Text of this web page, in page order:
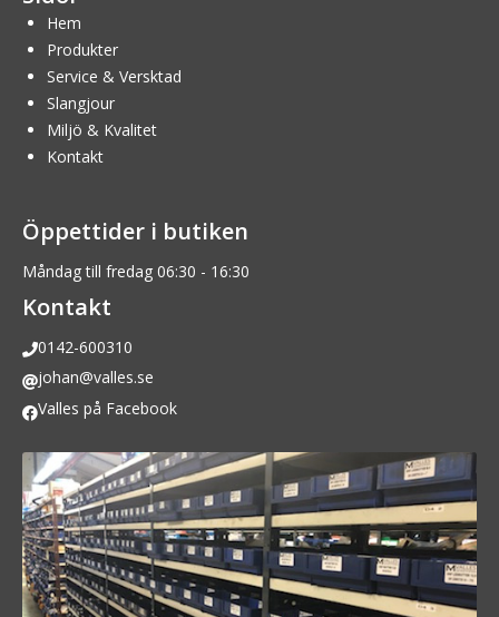
Hem
Produkter
Service & Versktad
Slangjour
Miljö & Kvalitet
Kontakt
Öppettider i butiken
Måndag till fredag 06:30 - 16:30
Kontakt
0142-600310
johan@valles.se
Valles på Facebook